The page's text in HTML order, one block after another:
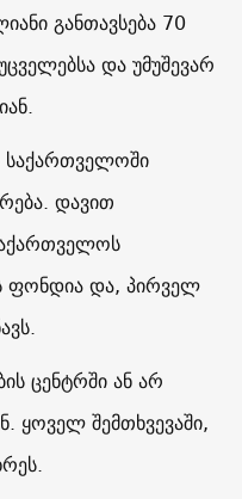
განთავსება 70
და უმუშევარ
დავით
ფონდია და, პირველ
ცენტრში ან არ
ყოველ შემთხვევაში,